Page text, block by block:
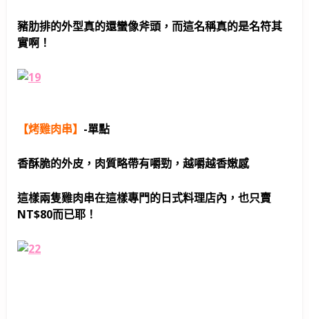
豬肋排的外型真的還蠻像斧頭，而這名稱真的是名符其
實啊！
【烤雞肉串】 -單點
香酥脆的外皮，肉質略帶有嚼勁，越嚼越香嫩感
這樣兩隻雞肉串在這樣專門的日式料理店內，也只賣
NT$80而已耶！